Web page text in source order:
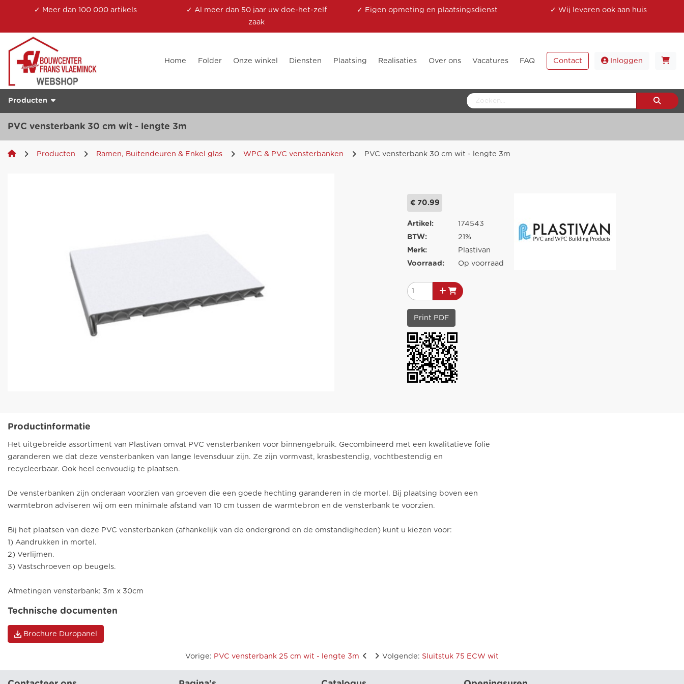
✓ Meer dan 100 000 artikels
✓ Al meer dan 50 jaar uw doe-het-zelf
zaak
✓ Eigen opmeting en plaatsingsdienst ✓ Wij leveren ook aan huis
Home Folder Onze winkel Diensten Plaatsing Realisaties Over ons Vacatures FAQ Contact Inloggen
Producten
PVC vensterbank 30 cm wit - lengte 3m
Producten Ramen, Buitendeuren & Enkel glas WPC & PVC vensterbanken PVC vensterbank 30 cm wit - lengte 3m
€ 70.99
Artikel:
174543
BTW:
21%
Merk:
Plastivan
Voorraad:
Op voorraad
Print PDF
Productinformatie
Het uitgebreide assortiment van Plastivan omvat PVC vensterbanken voor binnengebruik. Gecombineerd met een kwalitatieve folie
garanderen we dat deze vensterbanken van lange levensduur zijn. Ze zijn vormvast, krasbestendig, vochtbestendig en
recycleerbaar. Ook heel eenvoudig te plaatsen.
De vensterbanken zijn onderaan voorzien van groeven die een goede hechting garanderen in de mortel. Bij plaatsing boven een
warmtebron adviseren wij om een minimale afstand van 10 cm tussen de warmtebron en de vensterbank te voorzien.
Bij het plaatsen van deze PVC vensterbanken (afhankelijk van de ondergrond en de omstandigheden) kunt u kiezen voor:
1) Aandrukken in mortel.
2) Verlijmen.
3) Vastschroeven op beugels.
Afmetingen vensterbank: 3m x 30cm
Technische documenten
Brochure Duropanel
Vorige: PVC vensterbank 25 cm wit - lengte 3m Volgende: Sluitstuk 75 ECW wit